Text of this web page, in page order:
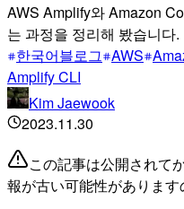
AWS Amplify와 Amazon
는 과정을 정리해 봤습니다.
한국어블로그 AWS
Amplify CLI
Kim Jaewook
2023.11.30
この記事は公開されて
報が古い可能性があります